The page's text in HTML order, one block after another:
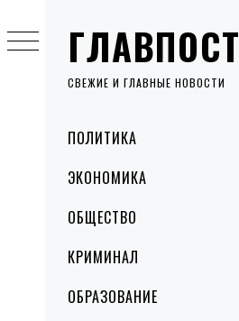
ГЛАВПОСТ
СВЕЖИЕ И ГЛАВНЫЕ НОВОСТИ
MenuПОЛИТИКА
ЭКОНОМИКА
ОБЩЕСТВО
КРИМИНАЛ
ОБРАЗОВАНИЕ
to
content